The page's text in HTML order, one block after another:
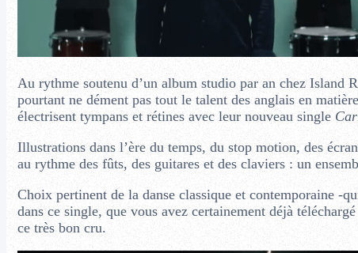
Au rythme soutenu d’un album studio par an chez Island
pourtant ne dément pas tout le talent des anglais en
électrisent tympans et rétines avec leur nouveau single
Illustrations dans l’ère du temps, du stop motion, des
au rythme des fûts, des guitares et des claviers : un
Choix pertinent de la danse classique et contemporaine -
dans ce single, que vous avez certainement déjà
ce très bon cru.